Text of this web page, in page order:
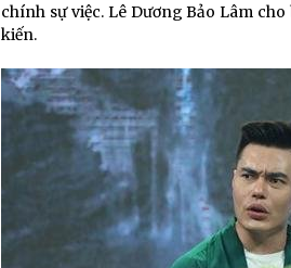
chính sự việc. Lê Dương Bảo Lâm
kiến.